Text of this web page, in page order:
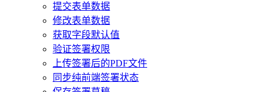
提交表单数据
修改表单数据
获取字段默认值
验证签署权限
上传签署后的PDF文件
同步纯前端签署状态